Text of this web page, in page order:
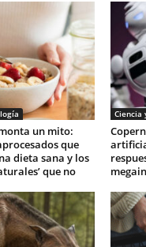
un mito:
que
dieta sana y los
que no
Ciencia